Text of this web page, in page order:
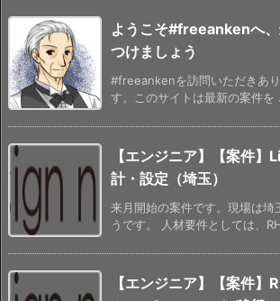
ようこそ#freeankenへ
つけましょう
#freeankenを訪問いただきあ
す。このサイトは最新の案件を
【エンジニア】【案件】
計・設定（埼玉）
来月開始の案件です。現場は埼
うです。 人材要件としては、
【エンジニア】【案件